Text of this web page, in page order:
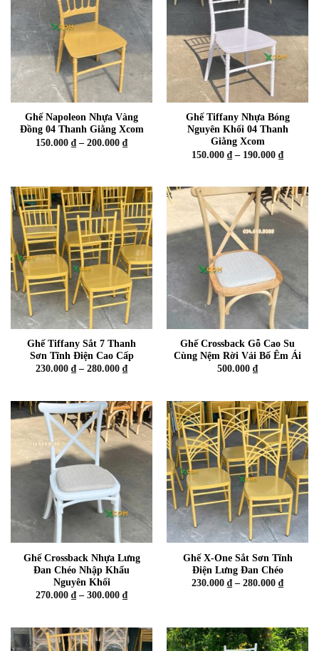
Ghế Napoleon Nhựa Vàng
Đồng 04 Thanh Giằng Xcom
150.000 ₫ – 200.000 ₫Khoảng
200.000 ₫
Ghế Tiffany Nhựa Bóng
Nguyên Khối 04 Thanh
Giằng Xcom
150.000 ₫ – 190.000 ₫Khoảng
đến
190.000
Ghế Tiffany Sắt 7 Thanh
Sơn Tĩnh Điện Cao Cấp
230.000 ₫ – 280.000 ₫Khoảng
đến
280.000 ₫
Ghế Crossback Gỗ Cao Su
Cùng Nệm Rời Vải Bố Êm Ái
500.000 ₫
Ghế Crossback Nhựa Lưng
Đan Chéo Nhập Khẩu
Nguyên Khối
270.000 ₫ – 300.000 ₫Khoảng
đến
300.000 ₫
Ghế X-One Sắt Sơn Tĩnh
Điện Lưng Đan Chéo
230.000 ₫ – 280.000 ₫Khoảng
280.000